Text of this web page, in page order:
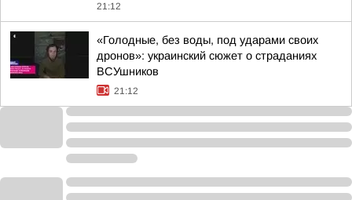
21:12
«Голодные, без воды, под ударами своих
дронов»: украинский сюжет о страданиях
ВСУшников
21:12